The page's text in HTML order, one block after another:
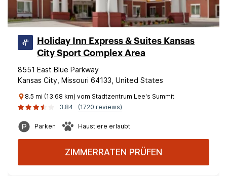
Holiday Inn Express & Suites Kansas
City Sport Complex Area
8551 East Blue Parkway
Kansas City, Missouri 64133, United States
8.5 mi (13.68 km) vom Stadtzentrum Lee's Summit
3.84
(1720 reviews)
Parken Haustiere erlaubt
ZIMMERRATEN PRÜFEN